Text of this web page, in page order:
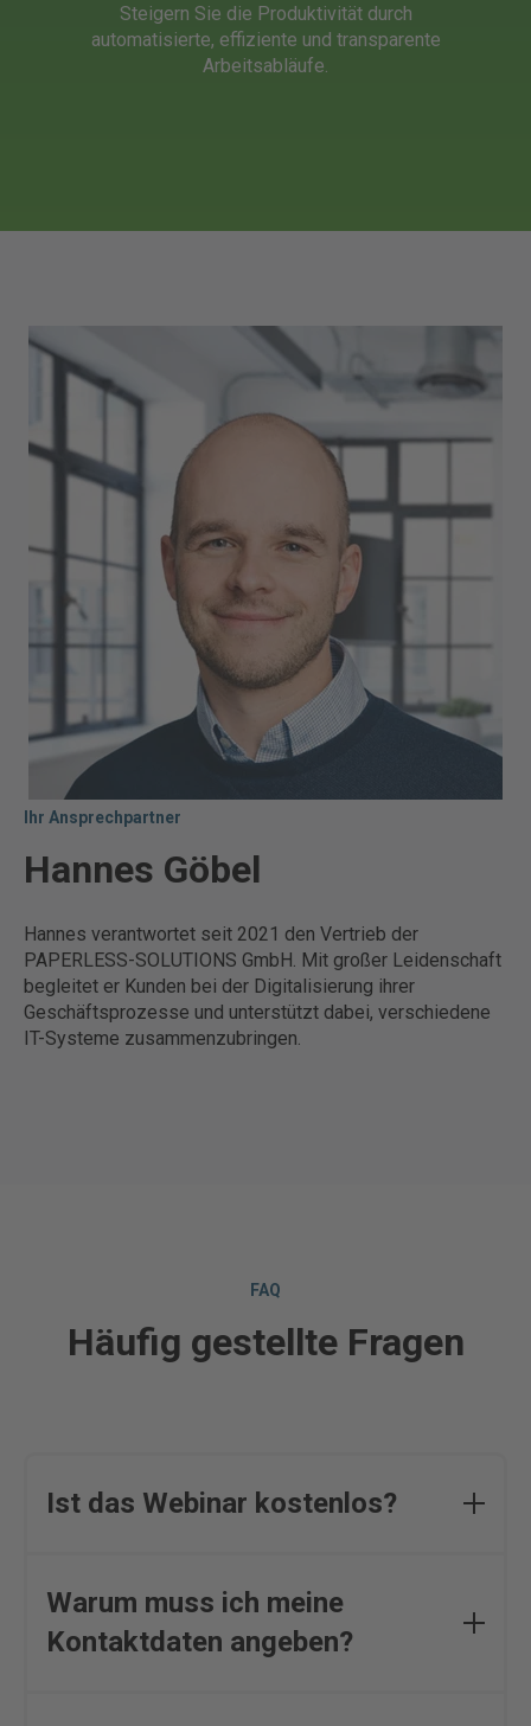
Steigern Sie die Produktivität durch
automatisierte, effiziente und transparente
Arbeitsabläufe.
Ihr Ansprechpartner
Hannes Göbel
Hannes verantwortet seit 2021 den Vertrieb der
PAPERLESS-SOLUTIONS GmbH. Mit großer Leidenschaft
begleitet er Kunden bei der Digitalisierung ihrer
Geschäftsprozesse und unterstützt dabei, verschiedene
IT-Systeme zusammenzubringen.
FAQ
Häufig gestellte Fragen
Ist das Webinar kostenlos?
umsonst per E-Mail zugeschickt.
Warum muss ich meine
Kontaktdaten angeben?